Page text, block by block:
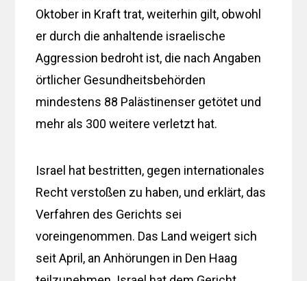
Oktober in Kraft trat, weiterhin gilt, obwohl
er durch die anhaltende israelische
Aggression bedroht ist, die nach Angaben
örtlicher Gesundheitsbehörden
mindestens 88 Palästinenser getötet und
mehr als 300 weitere verletzt hat.
Israel hat bestritten, gegen internationales
Recht verstoßen zu haben, und erklärt, das
Verfahren des Gerichts sei
voreingenommen. Das Land weigert sich
seit April, an Anhörungen in Den Haag